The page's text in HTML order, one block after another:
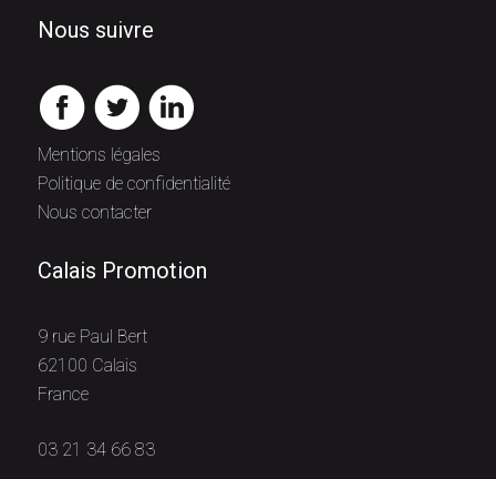
Calais Promotion
9 rue Paul Bert
62100 Calais
France
03 21 34 66 83
Mentions légales
Politique de confidentialité
Nous contacter
Nous suivre